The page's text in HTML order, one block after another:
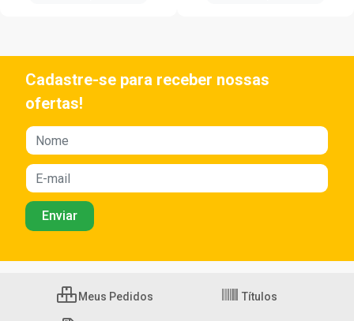
Cadastre-se para receber nossas
ofertas!
Meus Pedidos Títulos